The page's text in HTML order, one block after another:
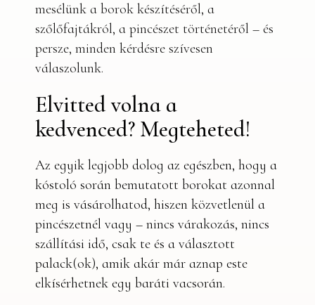
mesélünk a borok készítéséről, a
szőlőfajtákról, a pincészet történetéről – és
persze, minden kérdésre szívesen
válaszolunk.
Elvitted volna a
kedvenced? Megteheted!
Az egyik legjobb dolog az egészben, hogy a
kóstoló során bemutatott borokat azonnal
meg is vásárolhatod, hiszen közvetlenül a
pincészetnél vagy – nincs várakozás, nincs
szállítási idő, csak te és a választott
palack(ok), amik akár már aznap este
elkísérhetnek egy baráti vacsorán.